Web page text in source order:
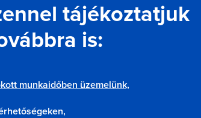
tájékoztatjuk
is:
munkaidőben üzemelünk,